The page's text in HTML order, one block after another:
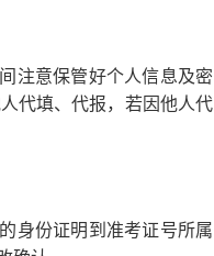
注意保管好个人信息及密
代填、代报，若因他人代
身份证明到准考证号所属